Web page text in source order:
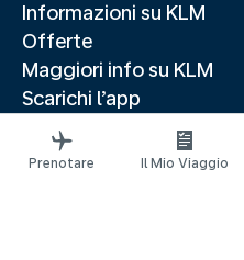
Informazioni su KLM
Offerte
Maggiori info su KLM
Scarichi l’app
Siti web correlati
Guide di viaggio
Prenotare Il Mio Viaggio